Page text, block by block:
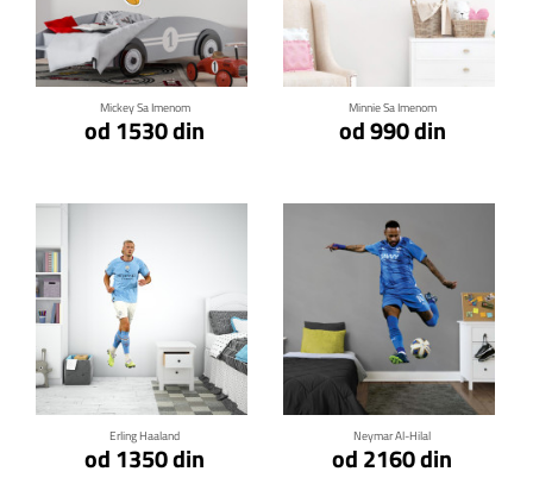
Mickey Sa Imenom
od 1530 din
Klikni za detalje
Minnie Sa Imenom
od 990 din
Klikni za detalje
Erling Haaland
od 1350 din
Klikni za detalje
Neymar Al-Hilal
od 2160 din
Klikni za detalje